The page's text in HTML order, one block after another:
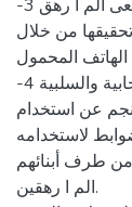
-3 إلقاء الضوء على الحاجات والاشباعات التي يسعى الم ا رهق
من خلال
المحمول.
-4 الكشف عن مدى وعي الأولياء بالتأثي ا رت الإيجابية والسلبية
عن استخدام
لاستخدامه
من طرف أبنائهم
الم ا رهقين.